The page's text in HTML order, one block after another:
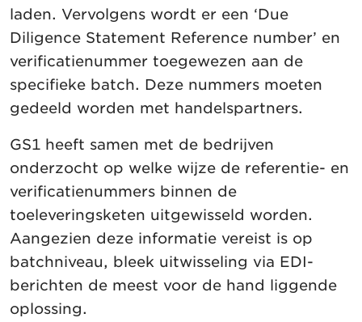
laden. Vervolgens wordt er een ‘Due
Diligence Statement Reference number’ en
verificatienummer toegewezen aan de
specifieke batch. Deze nummers moeten
gedeeld worden met handelspartners.
GS1 heeft samen met de bedrijven
onderzocht op welke wijze de referentie- en
verificatienummers binnen de
toeleveringsketen uitgewisseld worden.
Aangezien deze informatie vereist is op
batchniveau, bleek uitwisseling via EDI-
berichten de meest voor de hand liggende
oplossing.